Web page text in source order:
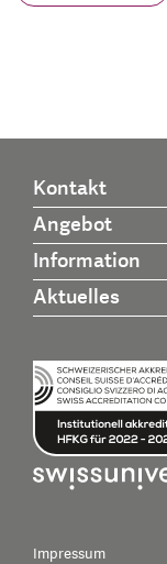
Kontakt
Angebot
Information
Aktuelles
Impressum